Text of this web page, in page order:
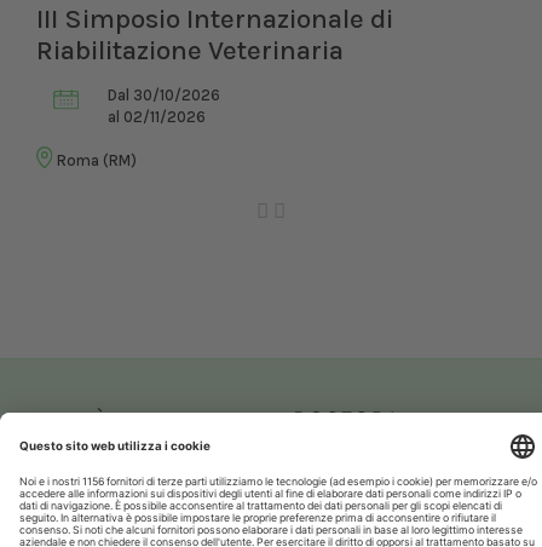
III Simposio Internazionale di
Riabilitazione Veterinaria
Dal 30/10/2026
al 02/11/2026
Roma (RM)